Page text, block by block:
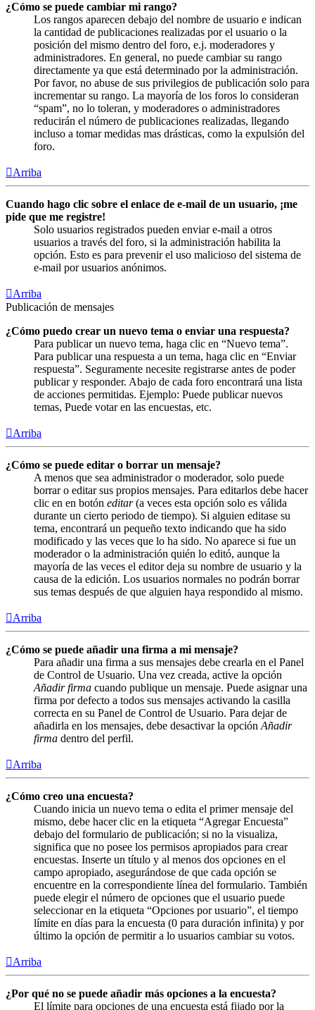
¿Cómo se puede cambiar mi rango?
Los rangos aparecen debajo del nombre de usuario e indican
la cantidad de publicaciones realizadas por el usuario o la
posición del mismo dentro del foro, e.j. moderadores y
administradores. En general, no puede cambiar su rango
directamente ya que está determinado por la administración.
Por favor, no abuse de sus privilegios de publicación solo para
incrementar su rango. La mayoría de los foros lo consideran
“spam”, no lo toleran, y moderadores o administradores
reducirán el número de publicaciones realizadas, llegando
incluso a tomar medidas mas drásticas, como la expulsión del
foro.
Arriba
Cuando hago clic sobre el enlace de e-mail de un usuario, ¡me
pide que me registre!
Solo usuarios registrados pueden enviar e-mail a otros
usuarios a través del foro, si la administración habilita la
opción. Esto es para prevenir el uso malicioso del sistema de
e-mail por usuarios anónimos.
Arriba
Publicación de mensajes
¿Cómo puedo crear un nuevo tema o enviar una respuesta?
Para publicar un nuevo tema, haga clic en “Nuevo tema”.
Para publicar una respuesta a un tema, haga clic en “Enviar
respuesta”. Seguramente necesite registrarse antes de poder
publicar y responder. Abajo de cada foro encontrará una lista
de acciones permitidas. Ejemplo: Puede publicar nuevos
temas, Puede votar en las encuestas, etc.
Arriba
¿Cómo se puede editar o borrar un mensaje?
A menos que sea administrador o moderador, solo puede
borrar o editar sus propios mensajes. Para editarlos debe hacer
clic en en botón editar(a veces esta opción solo es válida
durante un cierto periodo de tiempo). Si alguien editase su
tema, encontrará un pequeño texto indicando que ha sido
modificado y las veces que lo ha sido. No aparece si fue un
moderador o la administración quién lo editó, aunque la
mayoría de las veces el editor deja su nombre de usuario y la
causa de la edición. Los usuarios normales no podrán borrar
sus temas después de que alguien haya respondido al mismo.
Arriba
¿Cómo se puede añadir una firma a mi mensaje?
Para añadir una firma a sus mensajes debe crearla en el Panel
de Control de Usuario. Una vez creada, active la opción
Añadir firma cuando publique un mensaje. Puede asignar una
firma por defecto a todos sus mensajes activando la casilla
correcta en su Panel de Control de Usuario. Para dejar de
añadirla en los mensajes, debe desactivar la opción Añadir
firma dentro del perfil.
Arriba
¿Cómo creo una encuesta?
Cuando inicia un nuevo tema o edita el primer mensaje del
mismo, debe hacer clic en la etiqueta “Agregar Encuesta”
debajo del formulario de publicación; si no la visualiza,
significa que no posee los permisos apropiados para crear
encuestas. Inserte un título y al menos dos opciones en el
campo apropiado, asegurándose de que cada opción se
encuentre en la correspondiente línea del formulario. También
puede elegir el número de opciones que el usuario puede
seleccionar en la etiqueta “Opciones por usuario”, el tiempo
límite en días para la encuesta (0 para duración infinita) y por
último la opción de permitir a lo usuarios cambiar su votos.
Arriba
¿Por qué no se puede añadir más opciones a la encuesta?
El límite para opciones de una encuesta está fijado por la